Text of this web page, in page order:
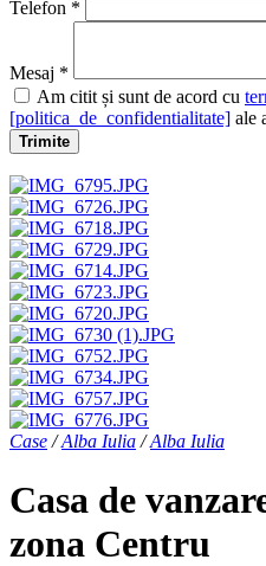
Telefon *
Mesaj *
Am citit și sunt de acord cu
[politica_de_confidentialitate] ale
Trimite
Case/Alba Iulia/Alba Iulia
Casa de
zona Centru